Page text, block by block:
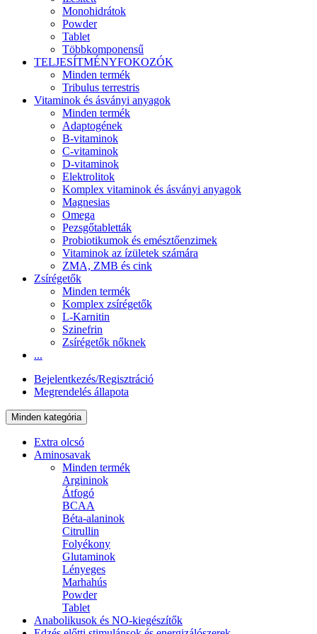
Monohidrátok
Powder
Tablet
Többkomponensű
TELJESÍTMÉNYFOKOZÓK
Minden termék
Tribulus terrestris
Vitaminok és ásványi anyagok
Minden termék
Adaptogének
B-vitaminok
C-vitaminok
D-vitaminok
Elektrolitok
Komplex vitaminok és ásványi anyagok
Magnesias
Omega
Pezsgőtabletták
Probiotikumok és emésztőenzimek
Vitaminok az ízületek számára
ZMA, ZMB és cink
Zsírégetők
Minden termék
Komplex zsírégetők
L-Karnitin
Szinefrin
Zsírégetők nőknek
...
Bejelentkezés/Regisztráció
Megrendelés állapota
Minden kategória
Extra olcsó
Aminosavak
Minden termék
Argininok
Átfogó
BCAA
Béta-alaninok
Citrullin
Folyékony
Glutaminok
Lényeges
Marhahús
Powder
Tablet
Anabolikusok és NO-kiegészítők